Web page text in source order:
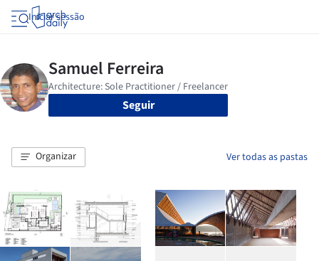
Iniciar sessão
Seguir
Organizar Ver todas as pastas